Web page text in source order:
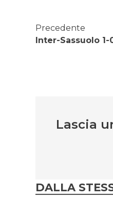
Precedente
Inter-Sassuolo 1-
Lascia
DALLA